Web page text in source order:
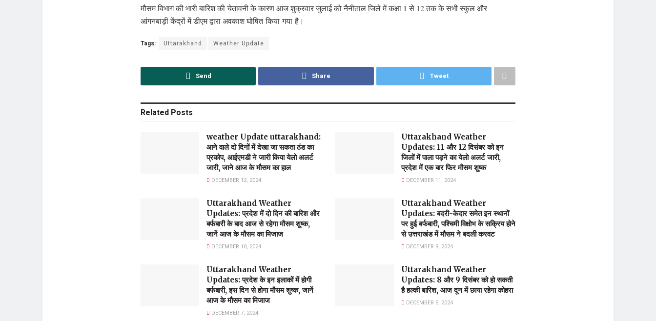
मौसम विभाग की भारी बारिश की चेतावनी के कारण आज शुक्रवार जुलाई को नैनीताल जिले में कक्षा 1 से 12 तक के सभी स्कुल और
आंगनबाड़ी केंद्रों में डीएम द्वारा अवकाश घोषित किया गया है।
Tags: Uttarakhand Weather Update
Send Share Tweet
Related Posts
weather Update uttarakhand:
आने वाले दो दिनों में देखा जा सकता ठंड का
प्रकोप, आईएमडी ने जारी किया येलो अलर्ट
जारी, जाने आज के मौसम का हाल
DECEMBER 12, 2024
Uttarakhand Weather
Updates: 11 और 12 दिसंबर को इन
जिलों में पाला पड़ने का येलो अलर्ट जारी,
प्रदेश में एक बार फिर मौसम शुष्क
DECEMBER 11, 2024
Uttarakhand Weather
Updates: प्रदेश में दो दिन की बारिश और
बर्फबारी के बाद आज से रहेगा मौसम शुष्क,
जानें आज के मौसम का मिजाज
DECEMBER 10, 2024
Uttarakhand Weather
Updates: बदरी-केदार समेत इन स्थानों
पर हुई बर्फबारी, पश्चिमी विक्षोभ के सक्रिय होने
से उत्तराखंड में मौसम ने बदली करवट
DECEMBER 9, 2024
Uttarakhand Weather
Updates: प्रदेश के इन इलाकों में होगी
बर्फबारी, इस दिन से होगा मौसम शुष्क, जानें
आज के मौसम का मिजाज
DECEMBER 7, 2024
Uttarakhand Weather
Updates: 8 और 9 दिसंबर को हो सकती
है हल्की बारिश, आज दून में छाया रहेगा कोहरा
DECEMBER 5, 2024